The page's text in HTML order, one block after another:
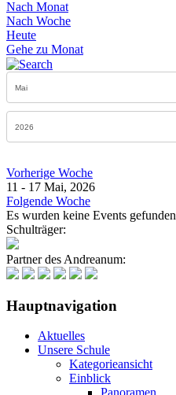
Nach Monat
Nach Woche
Heute
Gehe zu Monat
Vorherige Woche
11 - 17 Mai, 2026
Folgende Woche
Es wurden keine Events gefunden
Schulträger:
Partner des Andreanum:
Hauptnavigation
Aktuelles
Unsere Schule
Kategorieansicht
Einblick